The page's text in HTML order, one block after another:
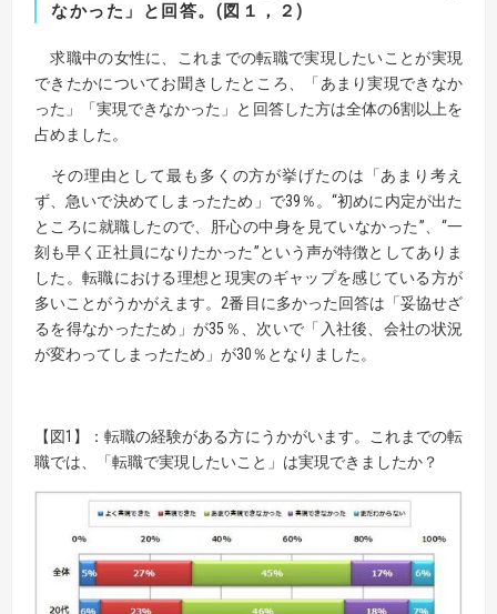
なかった」と回答。(図１，２)
求職中の女性に、これまでの転職で実現したいことが実現
できたかについてお聞きしたところ、「あまり実現できなか
った」「実現できなかった」と回答した方は全体の6割以上を
占めました。
その理由として最も多くの方が挙げたのは「あまり考え
ず、急いで決めてしまったため」で39％。“初めに内定が出た
ところに就職したので、肝心の中身を見ていなかった”、“一
刻も早く正社員になりたかった”という声が特徴としてありま
した。転職における理想と現実のギャップを感じている方が
多いことがうかがえます。2番目に多かった回答は「妥協せざ
るを得なかったため」が35％、次いで「入社後、会社の状況
が変わってしまったため」が30％となりました。
【図1】：転職の経験がある方にうかがいます。これまでの転
職では、「転職で実現したいこと」は実現できましたか？